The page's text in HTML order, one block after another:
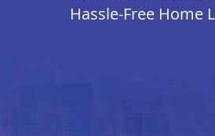
Hassle-Free Home